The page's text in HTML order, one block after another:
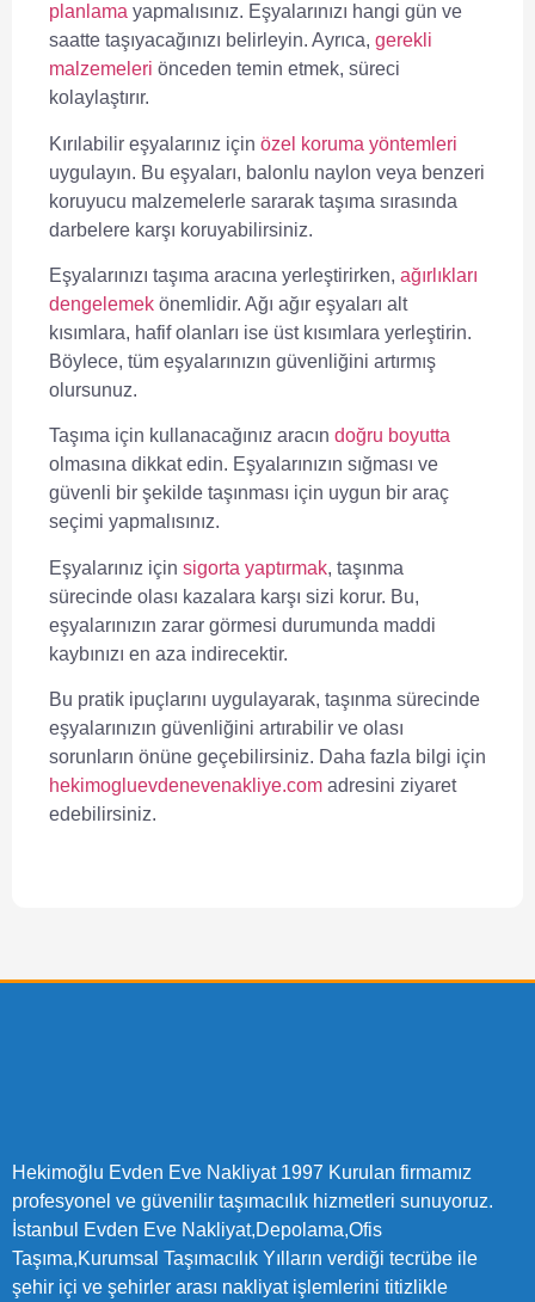
planlama yapmalısınız. Eşyalarınızı hangi gün ve
saatte taşıyacağınızı belirleyin. Ayrıca, gerekli
malzemeleri önceden temin etmek, süreci
kolaylaştırır.
Kırılabilir eşyalarınız için özel koruma yöntemleri
uygulayın. Bu eşyaları, balonlu naylon veya benzeri
koruyucu malzemelerle sararak taşıma sırasında
darbelere karşı koruyabilirsiniz.
Eşyalarınızı taşıma aracına yerleştirirken, ağırlıkları
dengelemek önemlidir. Ağı ağır eşyaları alt
kısımlara, hafif olanları ise üst kısımlara yerleştirin.
Böylece, tüm eşyalarınızın güvenliğini artırmış
olursunuz.
Taşıma için kullanacağınız aracın doğru boyutta
olmasına dikkat edin. Eşyalarınızın sığması ve
güvenli bir şekilde taşınması için uygun bir araç
seçimi yapmalısınız.
Eşyalarınız için sigorta yaptırmak, taşınma
sürecinde olası kazalara karşı sizi korur. Bu,
eşyalarınızın zarar görmesi durumunda maddi
kaybınızı en aza indirecektir.
Bu pratik ipuçlarını uygulayarak, taşınma sürecinde
eşyalarınızın güvenliğini artırabilir ve olası
sorunların önüne geçebilirsiniz. Daha fazla bilgi için
hekimogluevdenevenakliye.com adresini ziyaret
edebilirsiniz.
Hekimoğlu Evden Eve Nakliyat 1997 Kurulan firmamız
profesyonel ve güvenilir taşımacılık hizmetleri sunuyoruz.
İstanbul Evden Eve Nakliyat,Depolama,Ofis
Taşıma,Kurumsal Taşımacılık Yılların verdiği tecrübe ile
şehir içi ve şehirler arası nakliyat işlemlerini titizlikle